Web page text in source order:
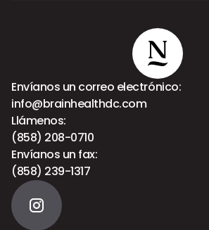
Envíanos un correo electrónico:
info@brainhealthdc.com
Llámenos:
(858) 208-0710
Envíanos un fax:
(858) 239-1317